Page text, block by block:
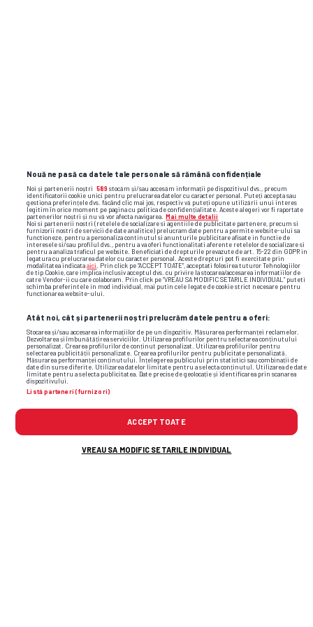
Foto29/31
Nouă ne pasă ca datele tale personale să rămână confidențiale
Noi și partenerii noștri 589 stocăm și/sau accesăm informații pe dispozitivul dvs., precum
identificatorii cookie unici pentru prelucrarea datelor cu caracter personal. Puteți accepta sau
gestiona preferințele dvs. făcând clic mai jos, respectiv vă puteți opune utilizării unui interes
legitim în orice moment pe pagina cu politica de confidențialitate. Aceste alegeri vor fi raportate
partenerilor noștri și nu vă vor afecta navigarea. Mai multe detalii
Noi si partenerii nostri (retelele de socializare si agentiile de publicitate partenere, precum si
furnizorii nostri de servicii de date analitice) prelucram date pentru a permite website-ului sa
functioneze, pentru a personaliza continutul si anunturile publicitare afisate in functie de
interesele si/sau profilul dvs., pentru a va oferi functionalitati aferente retelelor de socializare si
pentru a analiza traficul pe website. Beneficiati de drepturile prevazute de art. 15-22 din GDPR in
legatura cu prelucrarea datelor cu caracter personal. Aceste drepturi pot fi exercitate prin
modalitatea indicataaici
. Prin click pe “ACCEPT TOATE”, acceptati folosirea tuturor Tehnologiilor
de tip Cookie, care implica inclusiv acceptul dvs. cu privire la stocarea/accesarea informatiilor de
catre Vendor-ii cu care colaboram. Prin click pe “VREAU SA MODIFIC SETARILE INDIVIDUAL” puteti
schimba preferintele in mod individual, mai putin cele legate de cookie strict necesare pentru
functionarea website-ului.
Atât noi, cât și partenerii noștri prelucrăm datele pentru a oferi:
Stocarea și/sau accesarea informațiilor de pe un dispozitiv. Măsurarea performanței reclamelor.
Dezvoltarea și îmbunătățirea serviciilor. Utilizarea profilurilor pentru selectarea conținutului
personalizat. Crearea profilurilor de conținut personalizat. Utilizarea profilurilor pentru
selectarea publicității personalizate. Crearea profilurilor pentru publicitate personalizată.
Măsurarea performanței conținutului. Înțelegerea publicului prin statistici sau combinații de
date din surse diferite. Utilizarea datelor limitate pentru a selecta conținutul. Utilizarea de date
limitate pentru a selecta publicitatea. Date precise de geolocație și identificarea prin scanarea
dispozitivului.
Listă parteneri (furnizori)
ACCEPT TOATE
VREAU SA MODIFIC SETARILE INDIVIDUAL